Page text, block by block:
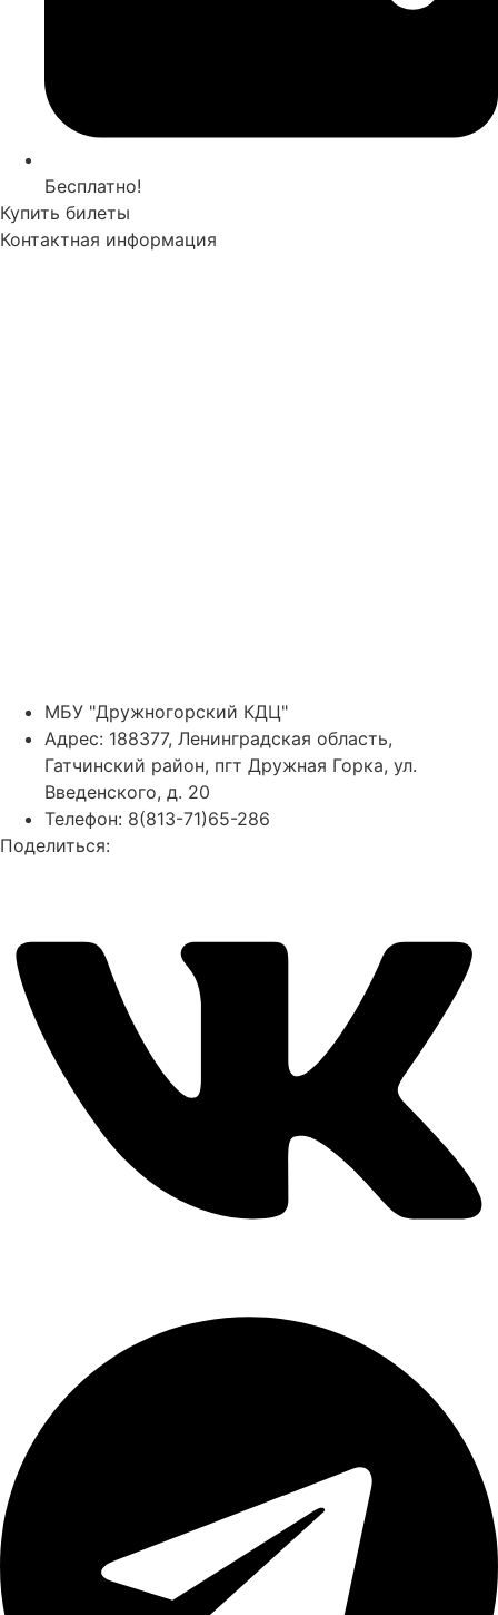
Бесплатно!
Купить билеты
Контактная информация
МБУ "Дружногорский КДЦ"
Адрес: 188377, Ленинградская область,
Гатчинский район, пгт Дружная Горка, ул.
Введенского, д. 20
Телефон: 8(813-71)65-286
Поделиться: